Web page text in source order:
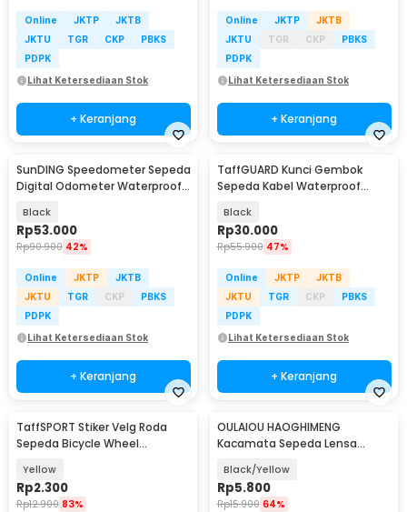
Online JKTP
JKTB
JKTU
TGR CKP
PBKS
PDPK
Lihat Ketersediaan Stok
+ Keranjang
Online JKTP
JKTB
JKTU
TGR CKP
PBKS
PDPK
Lihat Ketersediaan Stok
+ Keranjang
SunDING Speedometer Sepeda
Digital Odometer Waterproof -
Black
Rp53.000
Rp90.900 42%
Online JKTP
JKTB
JKTU
TGR CKP
PBKS
PDPK
Lihat Ketersediaan Stok
+ Keranjang
TaffGUARD Kunci Gembok
Sepeda Kabel Waterproof
Black
Rp30.000
Rp55.900 47%
Online JKTP
JKTB
JKTU
TGR CKP
PBKS
PDPK
Lihat Ketersediaan Stok
+ Keranjang
TaffSPORT Stiker Velg Roda
Sepeda Bicycle Wheel
Yellow
Rp2.300
Rp12.900 83%
OULAIOU HAOGHIMENG
Kacamata Sepeda Lensa
- 3015
Black/Yellow
Rp5.800
Rp15.900 64%